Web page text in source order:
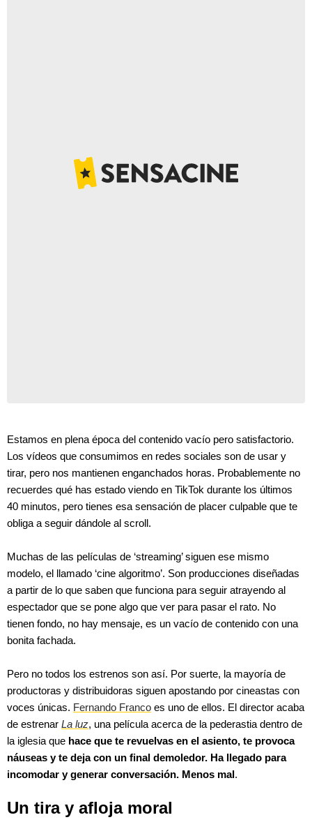
Estamos en plena época del contenido vacío pero satisfactorio.
Los vídeos que consumimos en redes sociales son de usar y
tirar, pero nos mantienen enganchados horas. Probablemente no
recuerdes qué has estado viendo en TikTok durante los últimos
40 minutos, pero tienes esa sensación de placer culpable que te
obliga a seguir dándole al scroll.
Muchas de las películas de ‘streaming’ siguen ese mismo
modelo, el llamado ‘cine algoritmo’. Son producciones diseñadas
a partir de lo que saben que funciona para seguir atrayendo al
espectador que se pone algo que ver para pasar el rato. No
tienen fondo, no hay mensaje, es un vacío de contenido con una
bonita fachada.
Pero no todos los estrenos son así. Por suerte, la mayoría de
productoras y distribuidoras siguen apostando por cineastas con
voces únicas. Fernando Franco es uno de ellos. El director acaba
de estrenar La luz, una película acerca de la pederastia dentro de
la iglesia que hace que te revuelvas en el asiento, te provoca
náuseas y te deja con un final demoledor. Ha llegado para
incomodar y generar conversación. Menos mal.
Un tira y afloja moral